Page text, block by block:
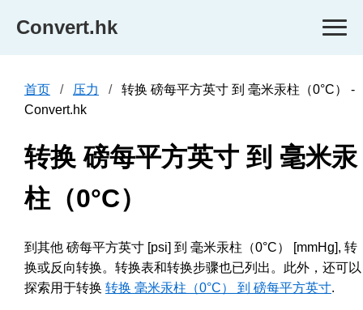
Convert.hk
首页 压力
转换 磅每平方英寸 到 毫米汞柱（0°C） -
Convert.hk
转换 磅每平方英寸 到 毫米汞
柱（0°C）
到其他 磅每平方英寸 [psi] 到 毫米汞柱（0°C） [mmHg], 转
换或反向转换。转换表和转换步骤也已列出。此外，还可以
探索用于转换 转换 毫米汞柱（0°C） 到 磅每平方英寸.